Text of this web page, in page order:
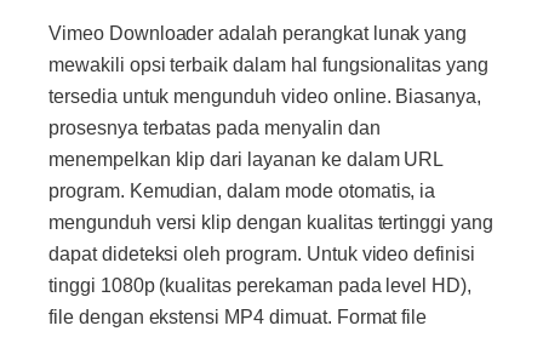
Vimeo Downloader adalah perangkat lunak yang
mewakili opsi terbaik dalam hal fungsionalitas yang
tersedia untuk mengunduh video online. Biasanya,
prosesnya terbatas pada menyalin dan
menempelkan klip dari layanan ke dalam URL
program. Kemudian, dalam mode otomatis, ia
mengunduh versi klip dengan kualitas tertinggi yang
dapat dideteksi oleh program. Untuk video definisi
tinggi 1080p (kualitas perekaman pada level HD),
file dengan ekstensi MP4 dimuat. Format file